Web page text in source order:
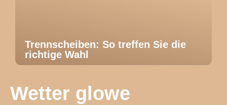
Trennscheiben: So treffen Sie die
richtige Wahl
Wetter glowe